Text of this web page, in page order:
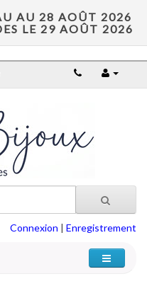
AU 28 AOÛT 2026
LE 29 AOÛT 2026
Connexion | Enregistrement